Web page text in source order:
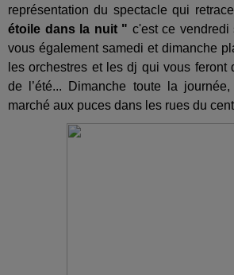
représentation du spectacle qui
étoile dans la nuit " c'est ce
vous également samedi et dimanche
les orchestres et les dj qui vous feront
de l’été... Dimanche toute la
marché aux puces dans les rues du